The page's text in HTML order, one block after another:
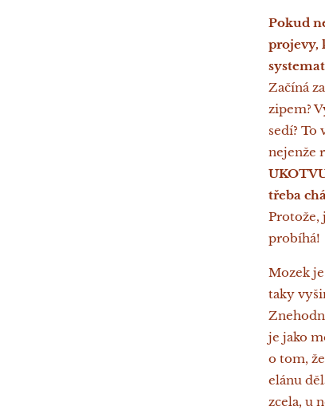
Pokud
projevy,
Začíná
zipem?
sedí?
nejenže
třeba
Protože,
probíhá!
Mozek
taky
je jako
o tom,
elánu
zcela, u